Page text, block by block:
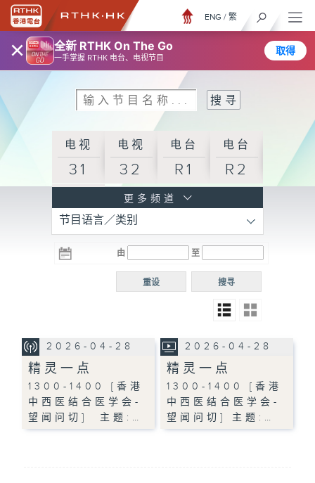
× 全新 RTHK On The Go
一手掌握 RTHK 电台、电视节目
取得
ENG / 繁
电视
31
电视
32
电台
R1
电台
R2
R3
电台 电台
R5
电台
普通
更多频道
节目语言／类别
由 至
搜寻
重设
2026-04-28
精灵一点
1300-1400 [香港
中西医结合医学会-
望闻问切] 主题:…
2026-04-28
精灵一点
1300-1400 [香港
中西医结合医学会-
望闻问切] 主题:…